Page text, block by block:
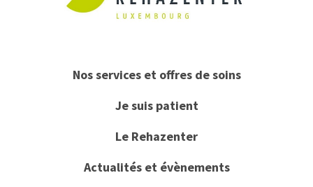
Nos services et offres de soins
Je suis patient
Le Rehazenter
Actualités et évènements